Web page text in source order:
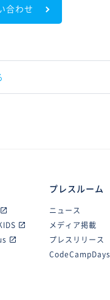
合わせ
プレスルーム
ニュース
メディア掲載
プレスリリース
CodeCampDays